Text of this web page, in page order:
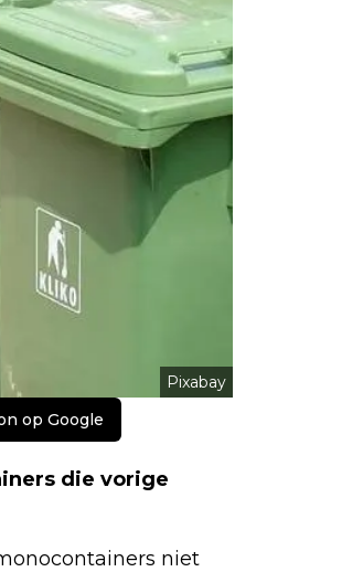
Pixabay
op Google
die vorige
niet